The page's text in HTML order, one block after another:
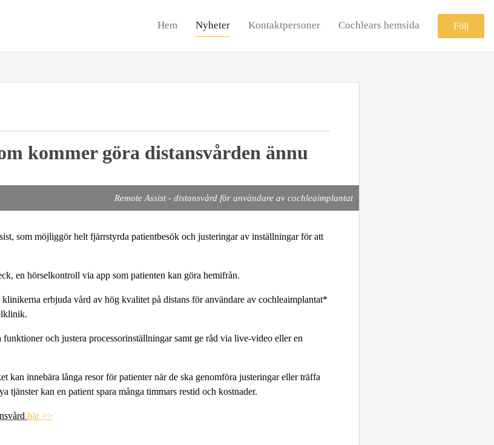
Hem Nyheter Kontaktpersoner Cochlears hemsida Följ
kommer göra distansvården ännu
Remote Assist - distansvård för användare av cochleaimplantat
som möjliggör helt fjärrstyrda patientbesök och justeringar av inställningar för att
en hörselkontroll via app som patienten kan göra hemifrån.
erbjuda vård av hög kvalitet på distans för användare av cochleaimplantat*
och justera processorinställningar samt ge råd via live-video eller en
kan innebära långa resor för patienter när de ska genomföra justeringar eller träffa
tjänster kan en patient spara många timmars restid och kostnader.
här >>